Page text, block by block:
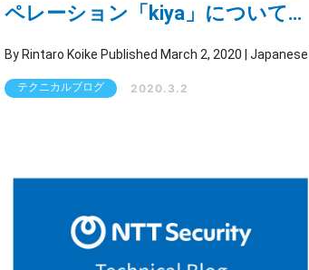
ペレーション「kiya」について
(続編)
By Rintaro Koike Published March 2, 2020 | Japanese
テクニカルブログ 2020.3.2